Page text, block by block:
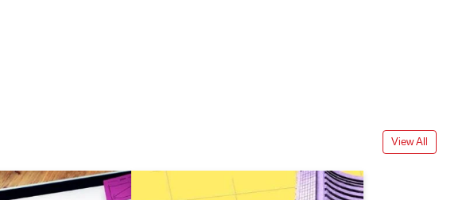
View All